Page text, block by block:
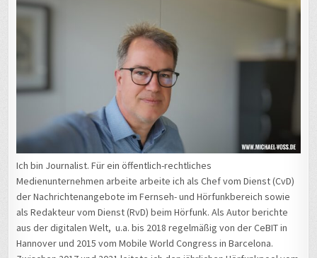
Ich bin Journalist. Für ein öffentlich-rechtliches
Medienunternehmen arbeite arbeite ich als Chef vom Dienst (CvD)
der Nachrichtenangebote im Fernseh- und Hörfunkbereich sowie
als Redakteur vom Dienst (RvD) beim Hörfunk. Als Autor berichte
aus der digitalen Welt, u.a. bis 2018 regelmäßig von der CeBIT in
Hannover und 2015 vom Mobile World Congress in Barcelona.